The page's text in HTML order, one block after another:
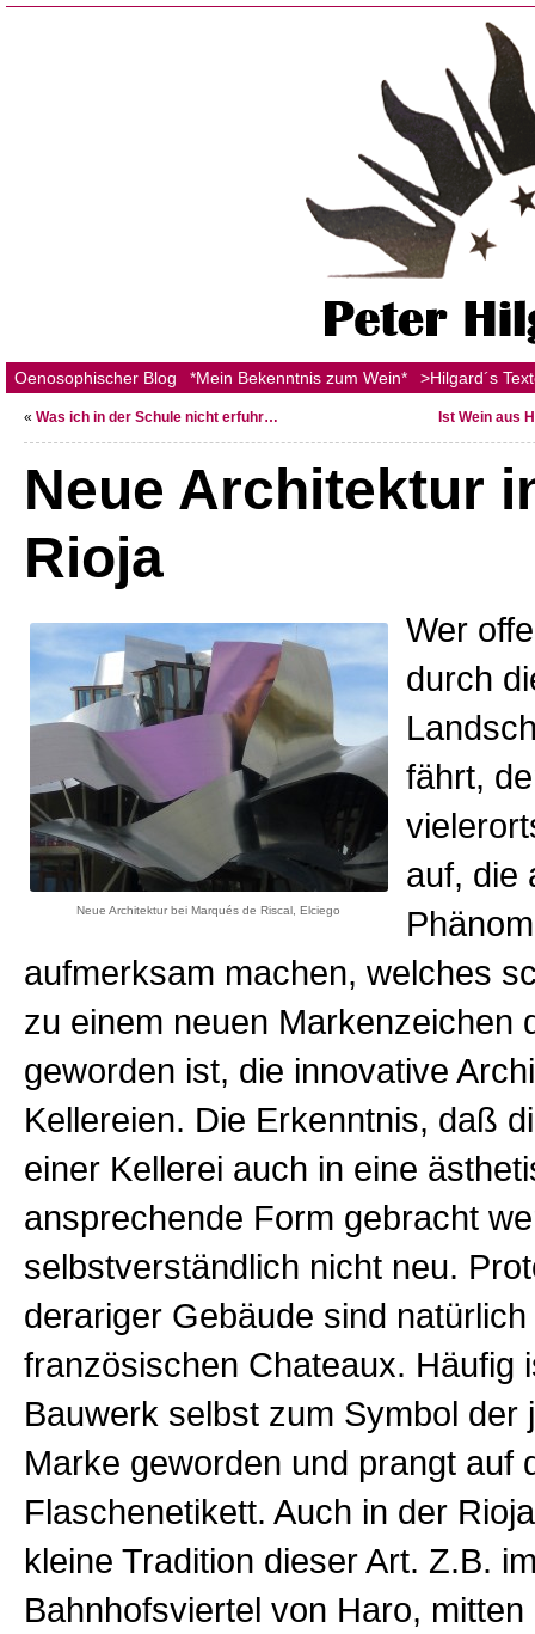
Oenosophischer Blog *Mein Bekenntnis zum Wein* >Hilgard´s
« Was ich in der Schule nicht erfuhr… Ist Wein aus
Neue Architektur
Rioja
Neue Architektur bei Marqués de Riscal, Elciego
Wer
durch
fährt,
auf, die
aufmerksam machen, welches
zu einem neuen Markenzeichen
geworden ist, die innovative
Kellereien. Die Erkenntnis, daß
einer Kellerei auch in eine
ansprechende Form gebracht
selbstverständlich nicht neu.
derariger Gebäude sind natürlich
französischen Chateaux. Häufig
Bauwerk selbst zum Symbol der
Marke geworden und prangt auf
Flaschenetikett. Auch in der
kleine Tradition dieser Art. Z.B.
Bahnhofsviertel von Haro, mitten